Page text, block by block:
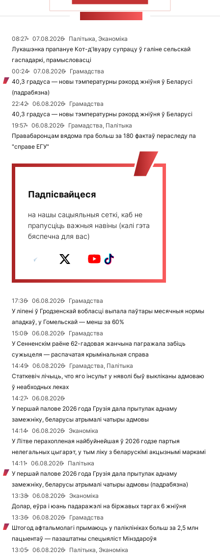
08:27 07.08.2026
Палітыка, Эканоміка
Лукашэнка прапануе Кот-д'Івуару супрацу ў галіне сельскай
гаспадаркі, прамысловасці
00:24
07.08.2026
Грамадства
40,3 градуса — новы тэмпературны рэкорд жніўня ў Беларусі
(падрабязна)
22:42
06.08.2026
Грамадства
40,3 градуса — новы тэмпературны рэкорд жніўня ў Беларусі
19:57
06.08.2026
Грамадства, Палітыка
Правабаронцам вядома пра больш за 180 фактаў пераследу па
"справе ЕГУ"
Падпісвайцеся
на нашы сацыяльныя сеткі, каб не
прапусціць важныя навіны (калі гэта
бяспечна для вас)
17:36 06.08.2026
Грамадства
У ліпені ў Гродзенскай вобласці выпала паўтары месячныя нормы
ападкаў, у Гомельскай — менш за 60%
15:08
06.08.2026
Грамадства
У Сенненскім раёне 62-гадовая жанчына пагражала забіць
сужыцеля — распачатая крымінальная справа
14:49
06.08.2026
Грамадства, Палітыка
Статкевіч лічыць, что яго інсульт у няволі быў выкліканы адмоваю
ў неабходных леках
14:27
06.08.2026
У першай палове 2026 года Грузія дала прытулак аднаму
замежніку, беларусы атрымалі чатыры адмовы
14:14
06.08.2026
Эканоміка
У Літве перахопленая найбуйнейшая ў 2026 годзе партыя
нелегальных цыгарэт, у тым ліку з беларускімі акцызнымі маркамі
14:11
06.08.2026
Палітыка
У першай палове 2026 года Грузія дала прытулак аднаму
замежніку, беларусы атрымалі чатыры адмовы (падрабязна)
13:38
06.08.2026
Эканоміка
Долар, еўра і юань падаражэлі на біржавых таргах 6 жніўня
13:36
06.08.2026
Грамадства
Штогод афтальмолагі прымаюць у паліклініках больш за 2,5 млн
пацыентаў — пазаштатны спецыяліст Мінздароўя
13:05
06.08.2026
Палітыка, Эканоміка